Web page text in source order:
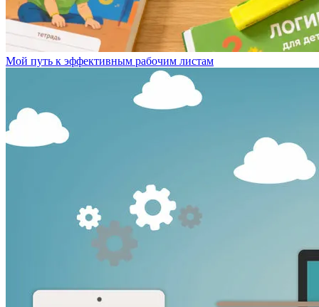
Мой путь к эффективным рабочим листам